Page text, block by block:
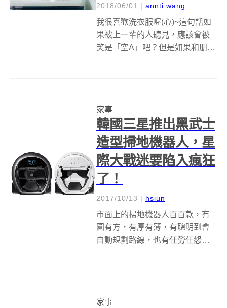
2018/06/01 | annti wang
我很喜歡洗衣服喔(心)~這句話如
果被上一輩的人聽見，應該會被
笑是「空A」吧？但是如果和朋友
不只是洗衣服，在這個年代，整
個家事的型...
家事
韓國三星推出黑武士
造型掃地機器人，星
際大戰迷要陷入瘋狂
了！
2017/10/13 | hsiun
市面上的掃地機器人百百款，有
圓有方，有厚有薄，有聰明到會
自動規劃路線，也有任勞任怨到
VR7000系列掃地...
家事